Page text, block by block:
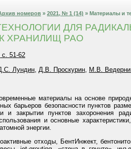
номеров » 2021, № 1 (14) » Материалы и
ДЛЯ
ХРАНИЛИЩ РАО
51-62
Лундин, Д.В. Проскурин, М.В.
материалы на основе
барьеров безопасности пунктов
и закрытии пунктов захоронения
и основные
энергии.
отходы, БентИнжект,